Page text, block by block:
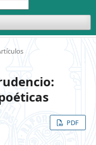
PDF